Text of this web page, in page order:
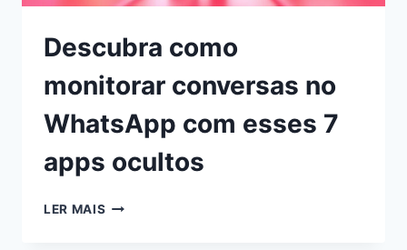
Descubra como
monitorar conversas no
WhatsApp com esses 7
apps ocultos
LER MAIS